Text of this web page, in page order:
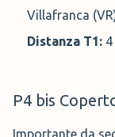
Villafranca
Distanza T1:
P4 bis
Importante da